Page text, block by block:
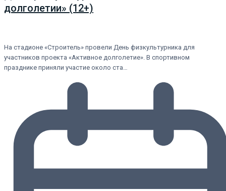
долголетии» (12+)
На стадионе «Строитель» провели День физкультурника для
участников проекта «Активное долголетие». В спортивном
празднике приняли участие около ста…